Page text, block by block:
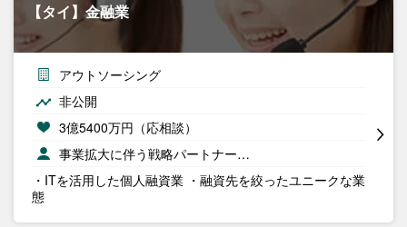
【タイ】金融業
アウトソーシング
非公開
3億5400万円（応相談）
事業拡大に伴う戦略パートナー…
・ITを活用した個人融資業 ・融資先を絞ったユニークな業
態